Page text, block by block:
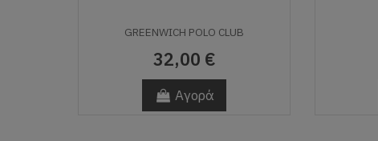
GREENWICH POLO CLUB
32,00 €
Αγορά